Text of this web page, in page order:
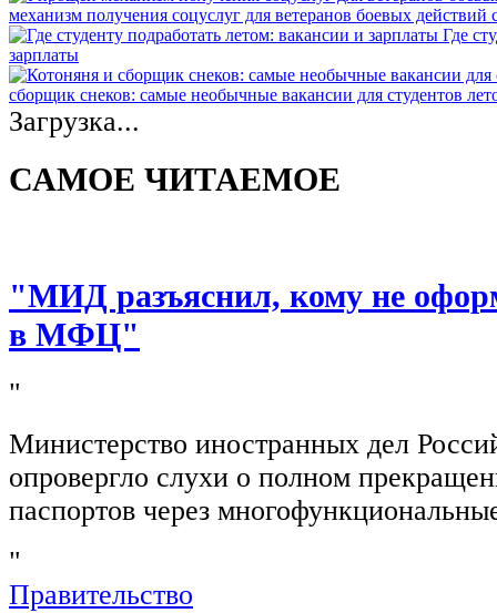
механизм получения соцуслуг для ветеранов боевых действий
Где
зарплаты
сборщик снеков: самые необычные вакансии для студентов
Загрузка...
САМОЕ ЧИТАЕМОЕ
"МИД разъяснил, кому не
в МФЦ"
"
Министерство иностранных дел
опровергло слухи о полном
паспортов через
"
Правительство